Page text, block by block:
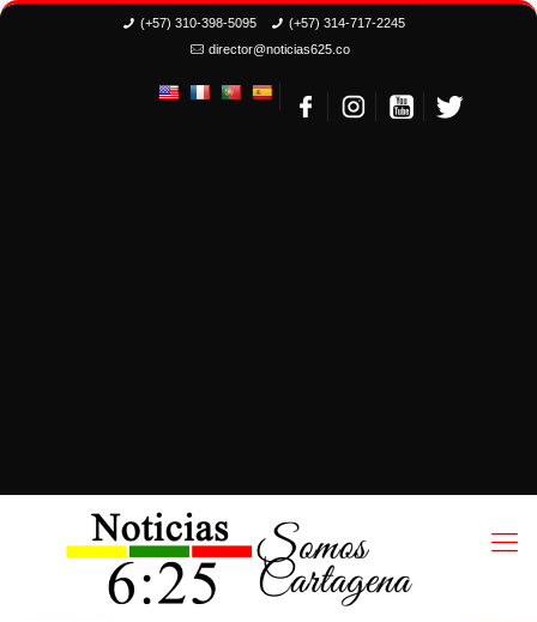
(+57) 310-398-5095
(+57) 314-717-2245
director@noticias625.co